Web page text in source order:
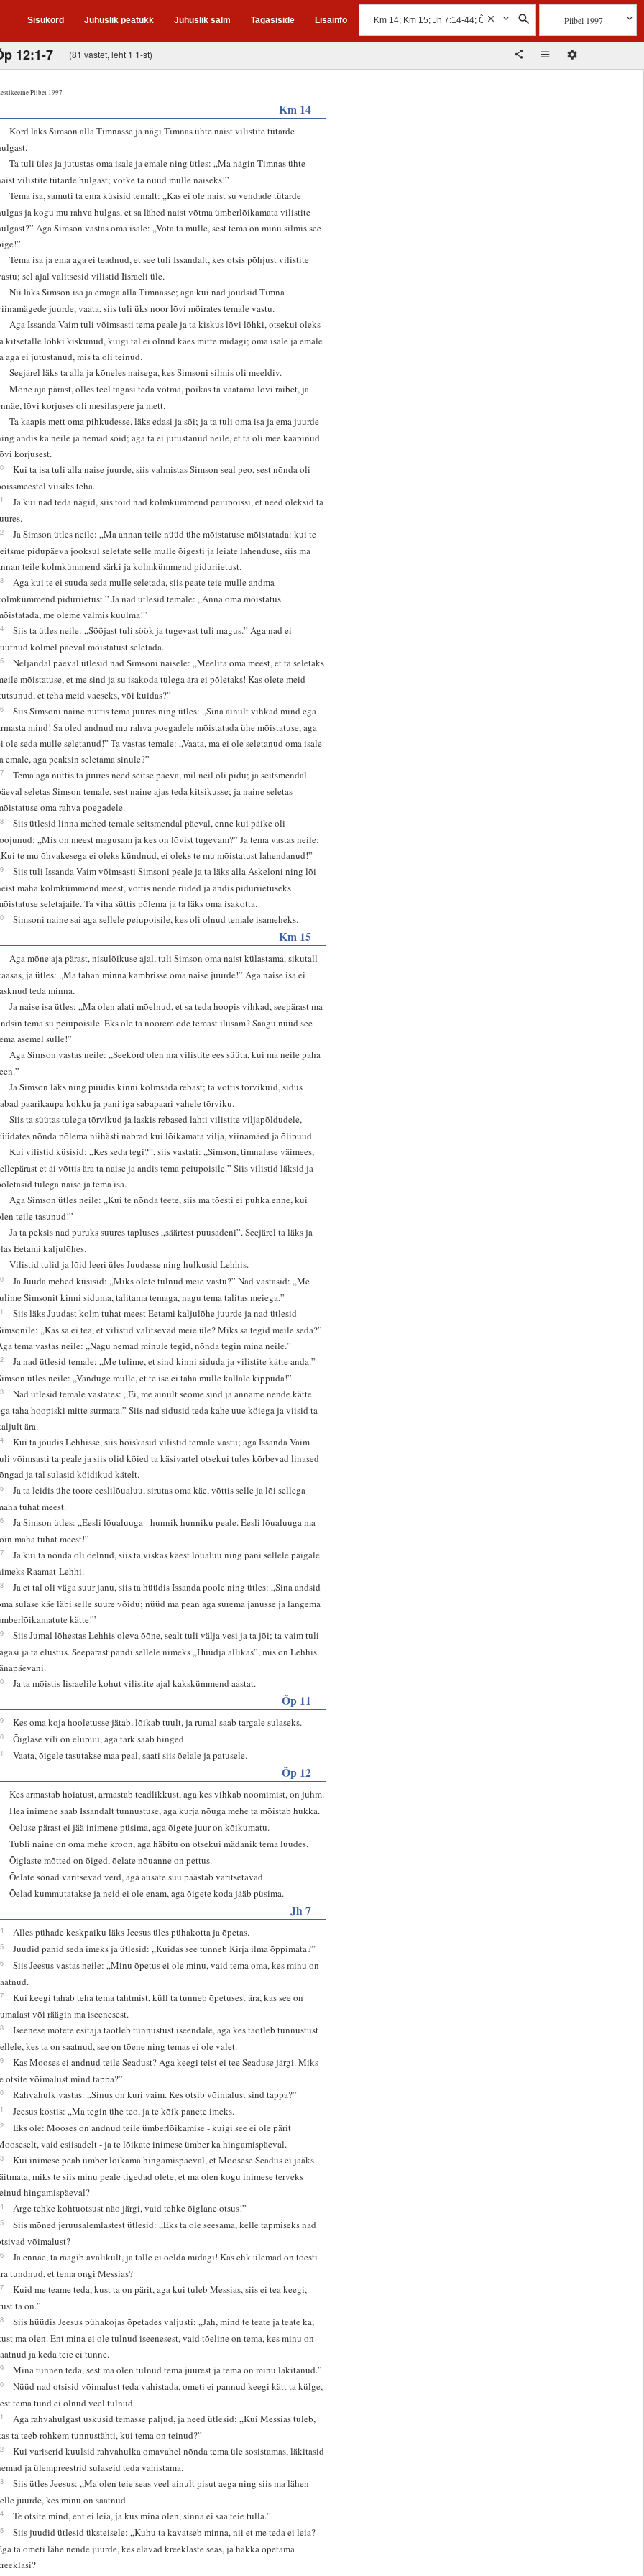
Sisukord Juhuslik peatükk Juhuslik salm Tagasiside Lisainfo Piibel 1997
12:1-7 (81 vastet, leht 1 1-st)
Piibel 1997
Km 14
Kord läks Simson alla Timnasse ja nägi Timnas ühte naist vilistite tütarde
Ta tuli üles ja jutustas oma isale ja emale ning ütles: „Ma nägin Timnas ühte
vilistite tütarde hulgast; võtke ta nüüd mulle naiseks!”
Tema isa, samuti ta ema küsisid temalt: „Kas ei ole naist su vendade tütarde
ja kogu mu rahva hulgas, et sa lähed naist võtma ümberlõikamata vilistite
Aga Simson vastas oma isale: „Võta ta mulle, sest tema on minu silmis see
Tema isa ja ema aga ei teadnud, et see tuli Issandalt, kes otsis põhjust vilistite
sel ajal valitsesid vilistid Iisraeli üle.
Nii läks Simson isa ja emaga alla Timnasse; aga kui nad jõudsid Timna
juurde, vaata, siis tuli üks noor lõvi möirates temale vastu.
Aga Issanda Vaim tuli võimsasti tema peale ja ta kiskus lõvi lõhki, otsekui oleks
kitsetalle lõhki kiskunud, kuigi tal ei olnud käes mitte midagi; oma isale ja emale
aga ei jutustanud, mis ta oli teinud.
Seejärel läks ta alla ja kõneles naisega, kes Simsoni silmis oli meeldiv.
Mõne aja pärast, olles teel tagasi teda võtma, põikas ta vaatama lõvi raibet, ja
lõvi korjuses oli mesilaspere ja mett.
Ta kaapis mett oma pihkudesse, läks edasi ja sõi; ja ta tuli oma isa ja ema juurde
andis ka neile ja nemad sõid; aga ta ei jutustanud neile, et ta oli mee kaapinud
korjusest.
Kui ta isa tuli alla naise juurde, siis valmistas Simson seal peo, sest nõnda oli
viisiks teha.
Ja kui nad teda nägid, siis tõid nad kolmkümmend peiupoissi, et need oleksid ta
Ja Simson ütles neile: „Ma annan teile nüüd ühe mõistatuse mõistatada: kui te
pidupäeva jooksul seletate selle mulle õigesti ja leiate lahenduse, siis ma
teile kolmkümmend särki ja kolmkümmend piduriietust.
Aga kui te ei suuda seda mulle seletada, siis peate teie mulle andma
piduriietust.” Ja nad ütlesid temale: „Anna oma mõistatus
me oleme valmis kuulma!”
Siis ta ütles neile: „Sööjast tuli söök ja tugevast tuli magus.” Aga nad ei
kolmel päeval mõistatust seletada.
Neljandal päeval ütlesid nad Simsoni naisele: „Meelita oma meest, et ta seletaks
mõistatuse, et me sind ja su isakoda tulega ära ei põletaks! Kas olete meid
et teha meid vaeseks, või kuidas?”
Siis Simsoni naine nuttis tema juures ning ütles: „Sina ainult vihkad mind ega
mind! Sa oled andnud mu rahva poegadele mõistatada ühe mõistatuse, aga
ole seda mulle seletanud!” Ta vastas temale: „Vaata, ma ei ole seletanud oma isale
emale, aga peaksin seletama sinule?”
Tema aga nuttis ta juures need seitse päeva, mil neil oli pidu; ja seitsmendal
seletas Simson temale, sest naine ajas teda kitsikusse; ja naine seletas
oma rahva poegadele.
Siis ütlesid linna mehed temale seitsmendal päeval, enne kui päike oli
„Mis on meest magusam ja kes on lõvist tugevam?” Ja tema vastas neile:
te mu õhvakesega ei oleks kündnud, ei oleks te mu mõistatust lahendanud!”
Siis tuli Issanda Vaim võimsasti Simsoni peale ja ta läks alla Askeloni ning lõi
maha kolmkümmend meest, võttis nende riided ja andis piduriietuseks
seletajaile. Ta viha süttis põlema ja ta läks oma isakotta.
Simsoni naine sai aga sellele peiupoisile, kes oli olnud temale isameheks.
Km 15
Aga mõne aja pärast, nisulõikuse ajal, tuli Simson oma naist külastama, sikutall
ja ütles: „Ma tahan minna kambrisse oma naise juurde!” Aga naise isa ei
teda minna.
Ja naise isa ütles: „Ma olen alati mõelnud, et sa teda hoopis vihkad, seepärast ma
tema su peiupoisile. Eks ole ta noorem õde temast ilusam? Saagu nüüd see
asemel sulle!”
Aga Simson vastas neile: „Seekord olen ma vilistite ees süüta, kui ma neile paha
Ja Simson läks ning püüdis kinni kolmsada rebast; ta võttis tõrvikuid, sidus
paarikaupa kokku ja pani iga sabapaari vahele tõrviku.
Siis ta süütas tulega tõrvikud ja laskis rebased lahti vilistite viljapõldudele,
nõnda põlema niihästi nabrad kui lõikamata vilja, viinamäed ja õlipuud.
Kui vilistid küsisid: „Kes seda tegi?”, siis vastati: „Simson, timnalase väimees,
et äi võttis ära ta naise ja andis tema peiupoisile.” Siis vilistid läksid ja
tulega naise ja tema isa.
Aga Simson ütles neile: „Kui te nõnda teete, siis ma tõesti ei puhka enne, kui
teile tasunud!”
Ja ta peksis nad puruks suures tapluses „säärtest puusadeni”. Seejärel ta läks ja
Eetami kaljulõhes.
Vilistid tulid ja lõid leeri üles Juudasse ning hulkusid Lehhis.
Ja Juuda mehed küsisid: „Miks olete tulnud meie vastu?” Nad vastasid: „Me
Simsonit kinni siduma, talitama temaga, nagu tema talitas meiega.”
Siis läks Juudast kolm tuhat meest Eetami kaljulõhe juurde ja nad ütlesid
„Kas sa ei tea, et vilistid valitsevad meie üle? Miks sa tegid meile seda?”
tema vastas neile: „Nagu nemad minule tegid, nõnda tegin mina neile.”
Ja nad ütlesid temale: „Me tulime, et sind kinni siduda ja vilistite kätte anda.”
ütles neile: „Vanduge mulle, et te ise ei taha mulle kallale kippuda!”
Nad ütlesid temale vastates: „Ei, me ainult seome sind ja anname nende kätte
taha hoopiski mitte surmata.” Siis nad sidusid teda kahe uue köiega ja viisid ta
ära.
Kui ta jõudis Lehhisse, siis hõiskasid vilistid temale vastu; aga Issanda Vaim
võimsasti ta peale ja siis olid köied ta käsivartel otsekui tules kõrbevad linased
ja tal sulasid köidikud kätelt.
Ja ta leidis ühe toore eeslilõualuu, sirutas oma käe, võttis selle ja lõi sellega
tuhat meest.
Ja Simson ütles: „Eesli lõualuuga - hunnik hunniku peale. Eesli lõualuuga ma
maha tuhat meest!”
Ja kui ta nõnda oli öelnud, siis ta viskas käest lõualuu ning pani sellele paigale
Raamat-Lehhi.
Ja et tal oli väga suur janu, siis ta hüüdis Issanda poole ning ütles: „Sina andsid
sulase käe läbi selle suure võidu; nüüd ma pean aga surema janusse ja langema
kätte!”
Siis Jumal lõhestas Lehhis oleva õõne, sealt tuli välja vesi ja ta jõi; ta vaim tuli
ja ta elustus. Seepärast pandi sellele nimeks „Hüüdja allikas”, mis on Lehhis
Ja ta mõistis Iisraelile kohut vilistite ajal kakskümmend aastat.
Õp 11
Kes oma koja hooletusse jätab, lõikab tuult, ja rumal saab targale sulaseks.
Õiglase vili on elupuu, aga tark saab hinged.
Vaata, õigele tasutakse maa peal, saati siis õelale ja patusele.
Õp 12
Kes armastab hoiatust, armastab teadlikkust, aga kes vihkab noomimist, on juhm.
Hea inimene saab Issandalt tunnustuse, aga kurja nõuga mehe ta mõistab hukka.
Õeluse pärast ei jää inimene püsima, aga õigete juur on kõikumatu.
Tubli naine on oma mehe kroon, aga häbitu on otsekui mädanik tema luudes.
Õiglaste mõtted on õiged, õelate nõuanne on pettus.
Õelate sõnad varitsevad verd, aga ausate suu päästab varitsetavad.
Õelad kummutatakse ja neid ei ole enam, aga õigete koda jääb püsima.
Jh 7
Alles pühade keskpaiku läks Jeesus üles pühakotta ja õpetas.
Juudid panid seda imeks ja ütlesid: „Kuidas see tunneb Kirja ilma õppimata?”
Siis Jeesus vastas neile: „Minu õpetus ei ole minu, vaid tema oma, kes minu on
Kui keegi tahab teha tema tahtmist, küll ta tunneb õpetusest ära, kas see on
või räägin ma iseenesest.
Iseenese mõtete esitaja taotleb tunnustust iseendale, aga kes taotleb tunnustust
kes ta on saatnud, see on tõene ning temas ei ole valet.
Kas Mooses ei andnud teile Seadust? Aga keegi teist ei tee Seaduse järgi. Miks
otsite võimalust mind tappa?”
Rahvahulk vastas: „Sinus on kuri vaim. Kes otsib võimalust sind tappa?”
Jeesus kostis: „Ma tegin ühe teo, ja te kõik panete imeks.
Eks ole: Mooses on andnud teile ümberlõikamise - kuigi see ei ole pärit
vaid esiisadelt - ja te lõikate inimese ümber ka hingamispäeval.
Kui inimese peab ümber lõikama hingamispäeval, et Moosese Seadus ei jääks
miks te siis minu peale tigedad olete, et ma olen kogu inimese terveks
hingamispäeval?
Ärge tehke kohtuotsust näo järgi, vaid tehke õiglane otsus!”
Siis mõned jeruusalemlastest ütlesid: „Eks ta ole seesama, kelle tapmiseks nad
võimalust?
Ja ennäe, ta räägib avalikult, ja talle ei öelda midagi! Kas ehk ülemad on tõesti
tundnud, et tema ongi Messias?
Kuid me teame teda, kust ta on pärit, aga kui tuleb Messias, siis ei tea keegi,
ta on.”
Siis hüüdis Jeesus pühakojas õpetades valjusti: „Jah, mind te teate ja teate ka,
ma olen. Ent mina ei ole tulnud iseenesest, vaid tõeline on tema, kes minu on
ja keda teie ei tunne.
Mina tunnen teda, sest ma olen tulnud tema juurest ja tema on minu läkitanud.”
Nüüd nad otsisid võimalust teda vahistada, ometi ei pannud keegi kätt ta külge,
tema tund ei olnud veel tulnud.
Aga rahvahulgast uskusid temasse paljud, ja need ütlesid: „Kui Messias tuleb,
ta teeb rohkem tunnustähti, kui tema on teinud?”
Kui variserid kuulsid rahvahulka omavahel nõnda tema üle sosistamas, läkitasid
ja ülempreestrid sulaseid teda vahistama.
Siis ütles Jeesus: „Ma olen teie seas veel ainult pisut aega ning siis ma lähen
juurde, kes minu on saatnud.
Te otsite mind, ent ei leia, ja kus mina olen, sinna ei saa teie tulla.”
Siis juudid ütlesid üksteisele: „Kuhu ta kavatseb minna, nii et me teda ei leia?
ta ometi lähe nende juurde, kes elavad kreeklaste seas, ja hakka õpetama